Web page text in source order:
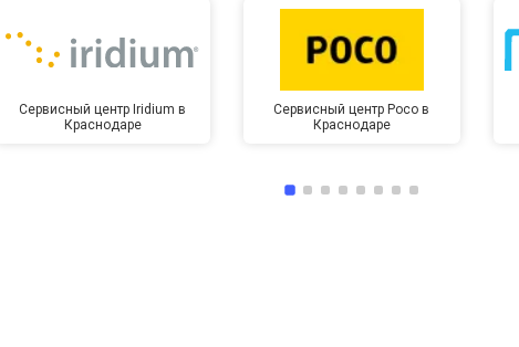
Сервисный центр Iridium в
Краснодаре
Сервисный центр Poco в
Краснодаре